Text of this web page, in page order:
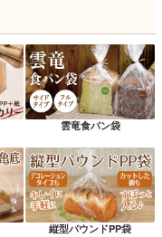
雲竜食パン袋
縦型パウンドPP袋